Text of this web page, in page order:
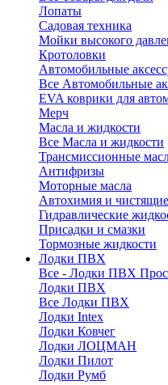
Лопаты
Садовая техника
Мойки высокого
Кротоловки
Автомобильные
Все Автомобильные
EVA коврики для
Мерч
Масла и жидкости
Все Масла и жидкости
Трансмиссионные
Антифризы
Моторные масла
Автохимия и чистящие
Гидравлические
Присадки и смазки
Тормозные жидкости
Лодки ПВХ
Все - Лодки ПВХ
Лодки ПВХ
Все Лодки ПВХ
Лодки Intex
Лодки Ковчег
Лодки ЛОЦМАН
Лодки Пилот
Лодки Румб